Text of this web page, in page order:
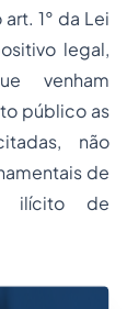
1° da Lei
legal,
venham
público as
não
de
ilícito de